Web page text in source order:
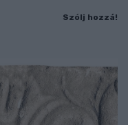
Szólj hozzá!